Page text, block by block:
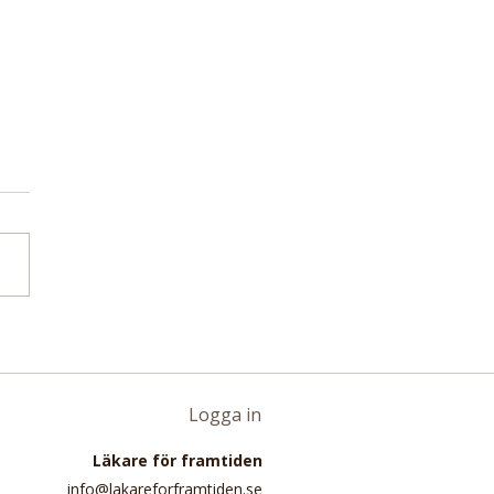
Logga in
Läkare för framtiden
info@lakareforframtiden.se